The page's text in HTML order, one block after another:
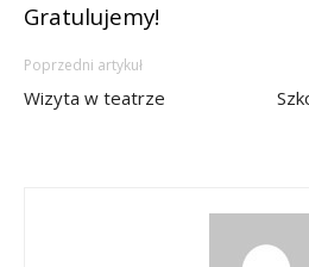
Gratulujemy!
Poprzedni artykuł
Wizyta w teatrze